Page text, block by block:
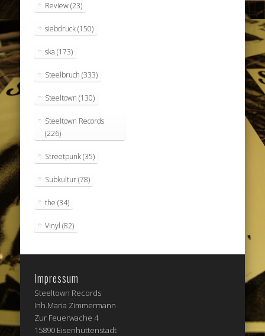
Review(23)
siebdruck(150)
ska (173)
Steelbruch (333)
Steeltown (130)
Steeltown Records
(226)
Streetpunk(35)
Subkultur(78)
the (34)
Vinyl (82)
Impressum
Steeltown Records
Inh.Maria Zimmermann
Zur Feuerwache 4
15890 Eisenhüttenstadt